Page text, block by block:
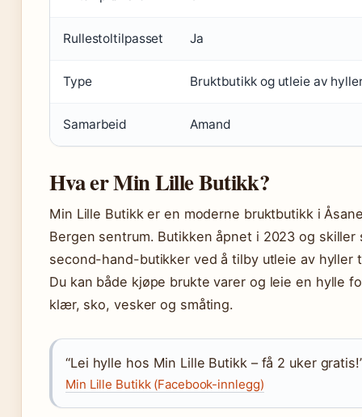
Rullestoltilpasset Ja
Type Bruktbutikk og utleie av
Samarbeid Amand
Hva er Min Lille Butikk?
Min Lille Butikk er en moderne bruktbutikk i
Bergen sentrum. Butikken åpnet i 2023 og
second-hand-butikker ved å tilby utleie av hyller
Du kan både kjøpe brukte varer og leie en hylle
klær, sko, vesker og småting.
“Lei hylle hos Min Lille Butikk – få 2 uker
Min Lille Butikk (Facebook-innlegg)